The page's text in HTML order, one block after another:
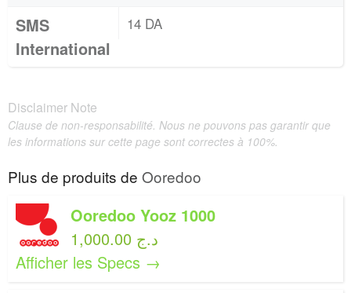
SMS
International
14 DA
Disclaimer Note
Clause de non-responsabilité. Nous ne pouvons pas garantir que
les informations sur cette page sont correctes à 100%.
Plus de produits de Ooredoo
Ooredoo Yooz 1000
1,000.00 د.ج
Afficher les Specs →